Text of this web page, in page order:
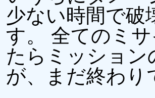
少ない時間で破
す。 全てのミ
たらミッション
が、まだ終わり